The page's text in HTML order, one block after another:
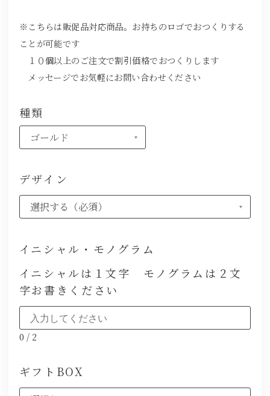
※こちらは販促品対応商品。お持ちのロゴでおつくりする
ことが可能です
１０個以上のご注文で割引価格でおつくりします
メッセージでお気軽にお問い合わせください
種類
デザイン
イニシャル・モノグラム
イニシャルは１文字 モノグラムは２文
字お書きください
0 / 2
ギフトBOX